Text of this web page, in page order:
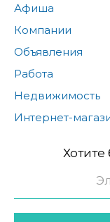
Афиша
Компании
Объявления
Работа
Недвижимость
Интернет-
Хотите